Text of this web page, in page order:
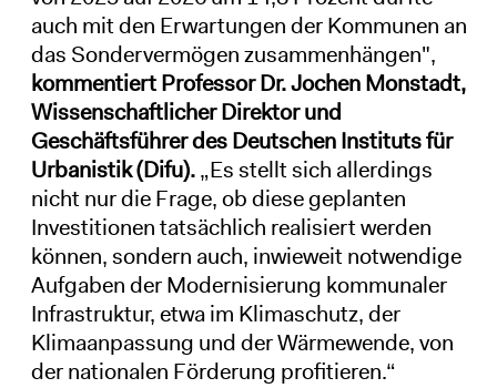
auch mit den Erwartungen der Kommunen an
das Sondervermögen zusammenhängen",
kommentiert Professor Dr. Jochen Monstadt,
Wissenschaftlicher Direktor und
Geschäftsführer des Deutschen Instituts für
Urbanistik (Difu).„Es stellt sich allerdings
nicht nur die Frage, ob diese geplanten
Investitionen tatsächlich realisiert werden
können, sondern auch, inwieweit notwendige
Aufgaben der Modernisierung kommunaler
Infrastruktur, etwa im Klimaschutz, der
Klimaanpassung und der Wärmewende, von
der nationalen Förderung profitieren.“